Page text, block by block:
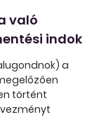
való
indok
a
történt